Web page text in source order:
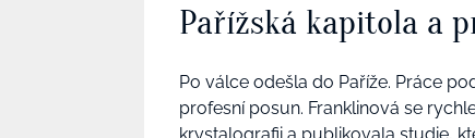
Pařížská kapitola a
Po válce odešla do Paříže. Práce
profesní posun. Franklinová se